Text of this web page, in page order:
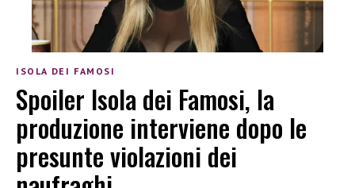
ISOLA DEI FAMOSI
Spoiler Isola dei Famosi, la
produzione interviene dopo le
presunte violazioni dei